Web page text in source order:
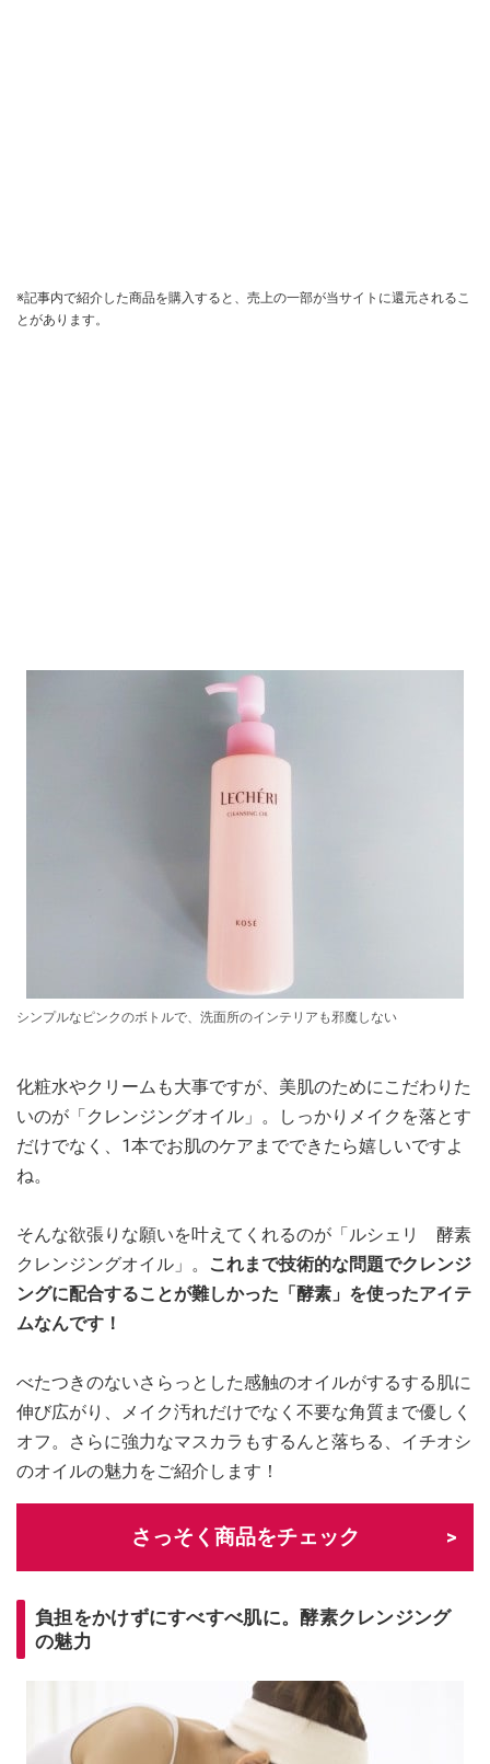
※記事内で紹介した商品を購入すると、売上の一部が当サイトに還元されるこ
とがあります。
シンプルなピンクのボトルで、洗面所のインテリアも邪魔しない
化粧水やクリームも大事ですが、美肌のためにこだわりた
いのが「クレンジングオイル」。しっかりメイクを落とす
だけでなく、1本でお肌のケアまでできたら嬉しいですよ
ね。
そんな欲張りな願いを叶えてくれるのが「ルシェリ 酵素
クレンジングオイル」。
これまで技術的な問題でクレンジ
ングに配合することが難しかった「酵素」を使ったアイテ
ムなんです！
べたつきのないさらっとした感触のオイルがするする肌に
伸び広がり、メイク汚れだけでなく不要な角質まで優しく
オフ。さらに強力なマスカラもするんと落ちる、イチオシ
のオイルの魅力をご紹介します！
さっそく商品をチェック
負担をかけずにすべすべ肌に。酵素クレンジング
の魅力